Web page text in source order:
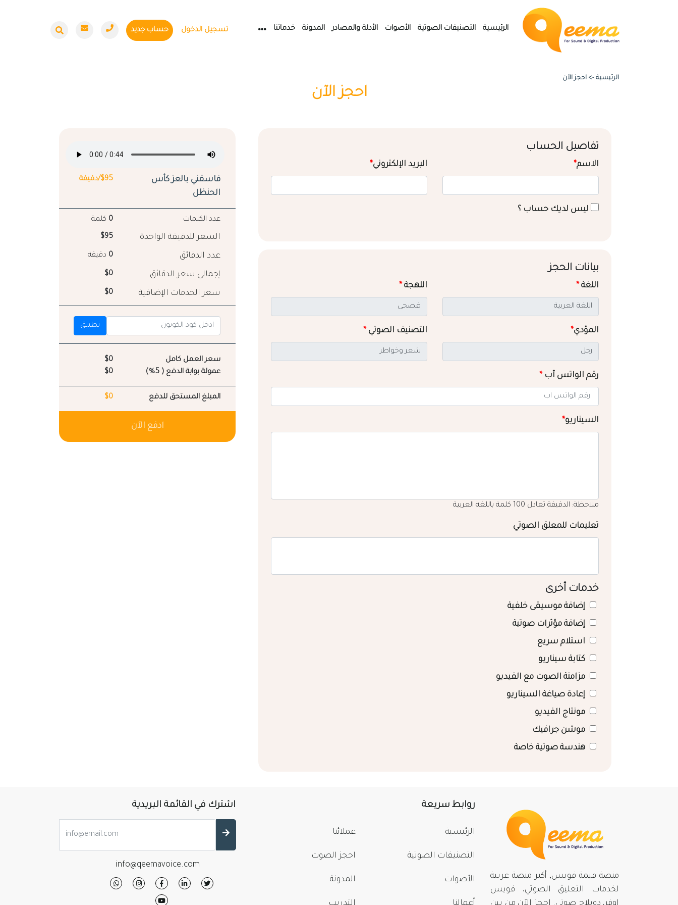
الرئيسية التصنيفات الصوتية الأصوات الأدلة والمصادر المدونة خدماتنا تسجيل الدخول حساب جديد
الرئيسية -> احجز الآن
احجز الآن
تفاصيل الحساب
الاسم* البريد الإلكتروني*
ليس لديك حساب ؟
بيانات الحجز
اللغة* اللهجة*
المؤدي* التصنيف الصوتي*
رقم الواتس آب*
السيناريو*
ملاحظة: الدقيقة تعادل 100 كلمة باللغة العربية
تعليمات للمعلق الصوتي
خدمات أخرى
إضافة موسيقى خلفية
إضافة مؤثرات صوتية
استلام سريع
كتابة سيناريو
مزامنة الصوت مع الفيديو
إعادة صياغة السيناريو
مونتاج الفيديو
موشن جرافيك
هندسة صوتية خاصة
فاسقني بالعز كأس
الحنظل
$95/دقيقة
عدد الكلمات 0 كلمة
السعر للدقيقة الواحدة $95
عدد الدقائق 0 دقيقة
إجمالي سعر الدقائق $0
سعر الخدمات الإضافية $0
تطبيق
سعر العمل كامل
$0
عمولة بوابة الدفع ( 5%)
$0
المبلغ المستحق للدفع $0
ادفع الآن
منصة قيمة فويس, أكبر منصة عربية
لخدمات التعليق الصوتي، فويس
روابط سريعة
الرئيسية
التصنيفات الصوتية
الأصوات
عملائنا
احجز الصوت
المدونة
اشترك في القائمة البريدية
info@qeemavoice.com